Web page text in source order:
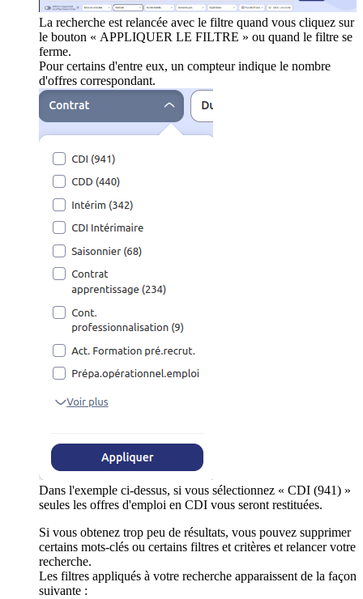
La recherche est relancée avec le filtre quand vous cliquez sur
le bouton « APPLIQUER LE FILTRE » ou quand le filtre se
ferme.
Pour certains d'entre eux, un compteur indique le nombre
d'offres correspondant.
Dans l'exemple ci-dessus, si vous sélectionnez « CDI (941) »
seules les offres d'emploi en CDI vous seront restituées.
Si vous obtenez trop peu de résultats, vous pouvez supprimer
certains mots-clés ou certains filtres et critères et relancer votre
recherche.
Les filtres appliqués à votre recherche apparaissent de la façon
suivante :